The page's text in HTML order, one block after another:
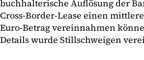
buchhalterische Auflösung der
Cross-Border-Lease einen
Euro-Betrag vereinnahmen
Details wurde Stillschweigen